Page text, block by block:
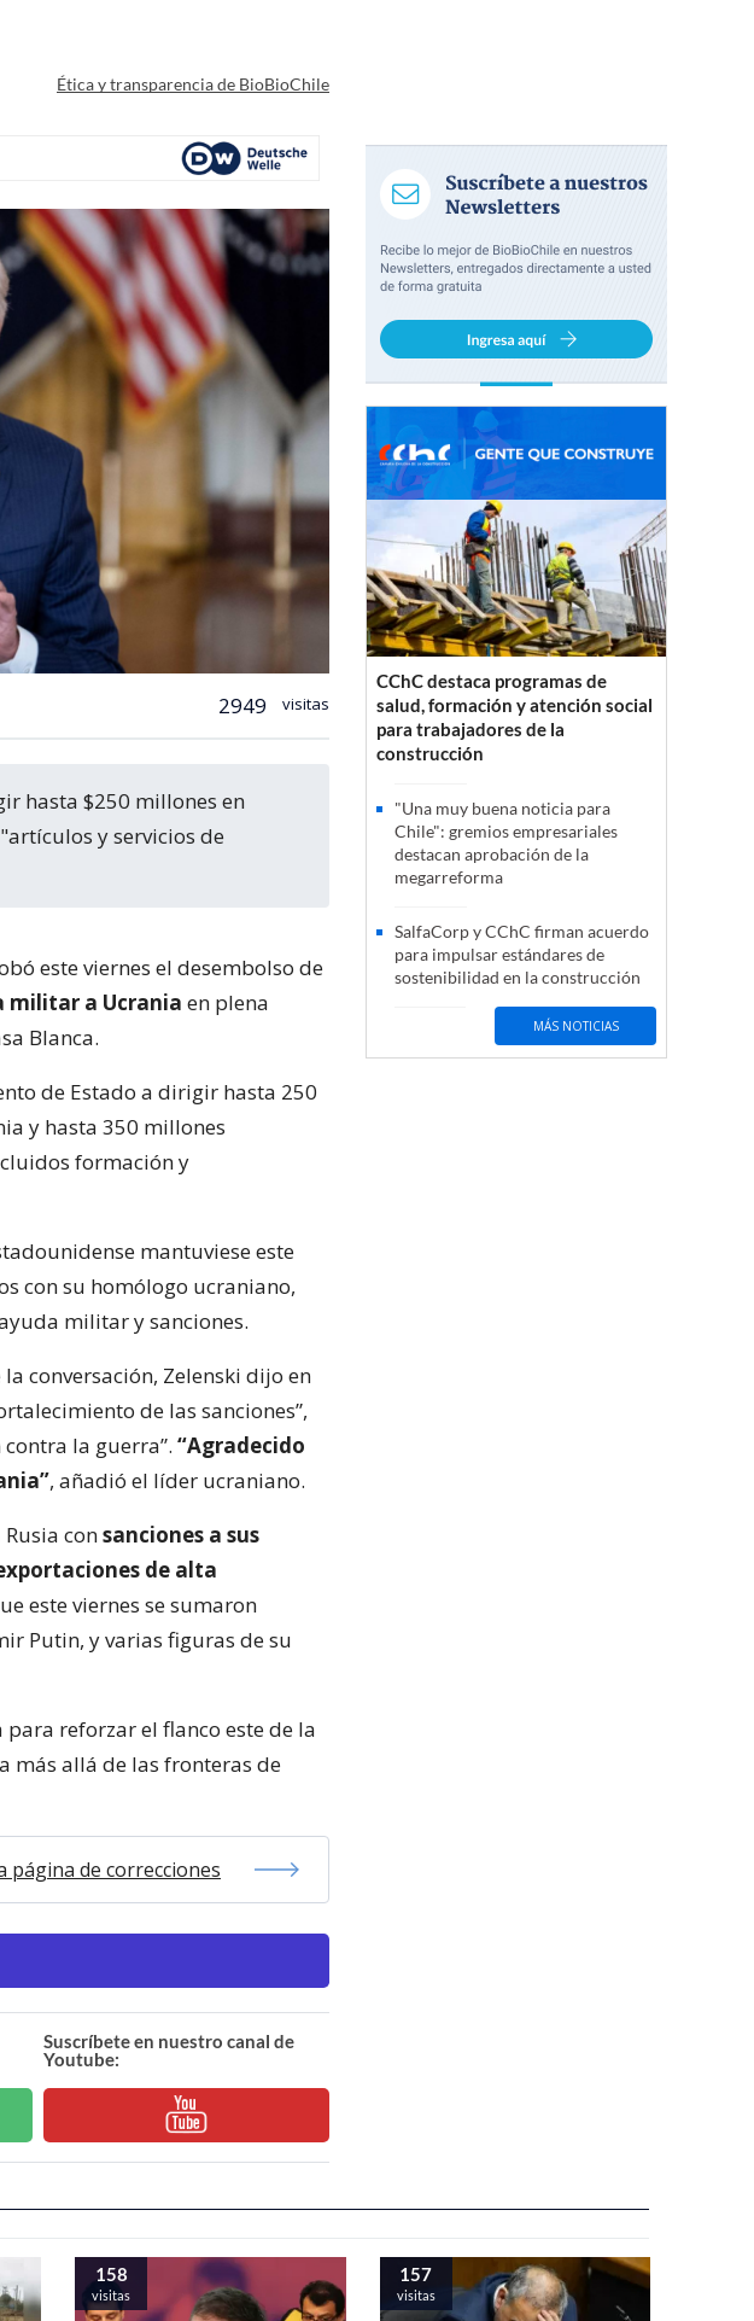
Ética y transparencia de BioBioChile
2949 visitas
y servicios de
este viernes el desembolso de
militar a Ucrania en plena
Blanca.
de Estado a dirigir hasta 250
y hasta 350 millones
formación y
mantuviese este
con su homólogo ucraniano,
militar y sanciones.
conversación, Zelenski dijo en
de las sanciones”,
contra la guerra”. “Agradecido
, añadió el líder ucraniano.
consanciones a sus
de alta
este viernes se sumaron
Putin, y varias figuras de su
reforzar el flanco este de la
más allá de las fronteras de
página de correcciones
Suscríbete en nuestro canal de
Youtube:
CChC destaca programas de
salud, formación y atención social
para trabajadores de la
construcción
"Una muy buena noticia para
Chile": gremios empresariales
destacan aprobación de la
megarreforma
SalfaCorp y CChC firman acuerdo
para impulsar estándares de
sostenibilidad en la construcción
MÁS NOTICIAS
158
visitas
157
visitas